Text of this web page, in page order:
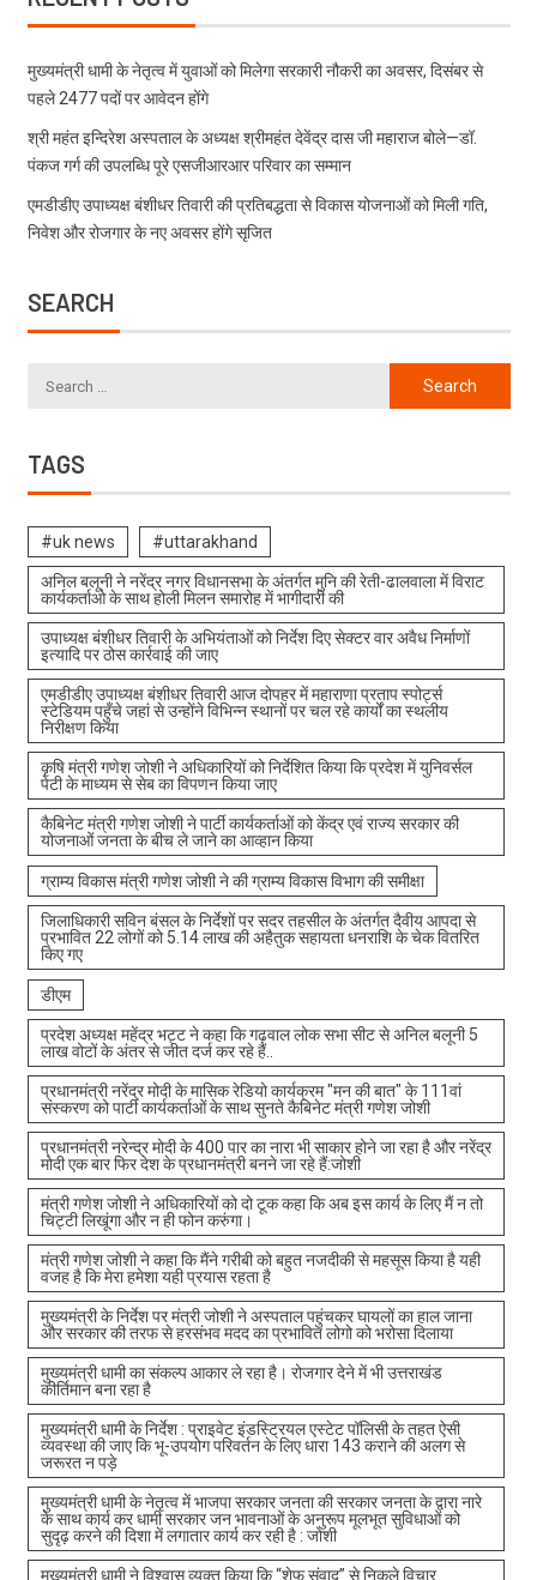
मुख्यमंत्री धामी के नेतृत्व में युवाओं को मिलेगा सरकारी नौकरी का अवसर, दिसंबर से
पहले 2477 पदों पर आवेदन होंगे
श्री महंत इन्दिरेश अस्पताल के अध्यक्ष श्रीमहंत देवेंद्र दास जी महाराज बोले—डॉ.
पंकज गर्ग की उपलब्धि पूरे एसजीआरआर परिवार का सम्मान
एमडीडीए उपाध्यक्ष बंशीधर तिवारी की प्रतिबद्धता से विकास योजनाओं को मिली गति,
निवेश और रोजगार के नए अवसर होंगे सृजित
SEARCH
TAGS
#uk news #uttarakhand
अनिल बलूनी ने नरेंद्र नगर विधानसभा के अंतर्गत मुनि की रेती-ढालवाला में विराट
कार्यकर्ताओ के साथ होली मिलन समारोह में भागीदारी की
उपाध्यक्ष बंशीधर तिवारी के अभियंताओं को निर्देश दिए सेक्टर वार अवैध निर्माणों
इत्यादि पर ठोस कार्रवाई की जाए
एमडीडीए उपाध्यक्ष बंशीधर तिवारी आज दोपहर में महाराणा प्रताप स्पोर्ट्स
स्टेडियम पहुँचे जहां से उन्होंने विभिन्न स्थानों पर चल रहे कार्यों का स्थलीय
निरीक्षण किया
कृषि मंत्री गणेश जोशी ने अधिकारियों को निर्देशित किया कि प्रदेश में युनिवर्सल
पेटी के माध्यम से सेब का विपणन किया जाए
कैबिनेट मंत्री गणेश जोशी ने पार्टी कार्यकर्ताओं को केंद्र एवं राज्य सरकार की
योजनाओं जनता के बीच ले जाने का आव्हान किया
ग्राम्य विकास मंत्री गणेश जोशी ने की ग्राम्य विकास विभाग की समीक्षा
जिलाधिकारी सविन बंसल के निर्देशों पर सदर तहसील के अंतर्गत दैवीय आपदा से
प्रभावित 22 लोगों को 5.14 लाख की अहैतुक सहायता धनराशि के चेक वितरित
किए गए
डीएम
प्रदेश अध्यक्ष महेंद्र भट्ट ने कहा कि गढ़वाल लोक सभा सीट से अनिल बलूनी 5
लाख वोटों के अंतर से जीत दर्ज कर रहे हैं..
प्रधानमंत्री नरेंद्र मोदी के मासिक रेडियो कार्यक्रम "मन की बात" के 111वां
संस्करण को पार्टी कार्यकर्ताओं के साथ सुनते कैबिनेट मंत्री गणेश जोशी
प्रधानमंत्री नरेन्द्र मोदी के 400 पार का नारा भी साकार होने जा रहा है और नरेंद्र
मोदी एक बार फिर देश के प्रधानमंत्री बनने जा रहे हैं:जोशी
मंत्री गणेश जोशी ने अधिकारियों को दो टूक कहा कि अब इस कार्य के लिए मैं न तो
चिट्टी लिखूंगा और न ही फोन करुंगा।
मंत्री गणेश जोशी ने कहा कि मैंने गरीबी को बहुत नजदीकी से महसूस किया है यही
वजह है कि मेरा हमेशा यही प्रयास रहता है
मुख्यमंत्री के निर्देश पर मंत्री जोशी ने अस्पताल पहुंचकर घायलों का हाल जाना
और सरकार की तरफ से हरसंभव मदद का प्रभावित लोगो को भरोसा दिलाया
मुख्यमंत्री धामी का संकल्प आकार ले रहा है। रोजगार देने में भी उत्तराखंड
कीर्तिमान बना रहा है
मुख्यमंत्री धामी के निर्देश : प्राइवेट इंडस्ट्रियल एस्टेट पॉलिसी के तहत ऐसी
व्यवस्था की जाए कि भू-उपयोग परिवर्तन के लिए धारा 143 कराने की अलग से
जरूरत न पड़े
मुख्यमंत्री धामी के नेतृत्व में भाजपा सरकार जनता की सरकार जनता के द्वारा नारे
के साथ कार्य कर धामी सरकार जन भावनाओं के अनुरूप मूलभूत सुविधाओं को
सुदृढ़ करने की दिशा में लगातार कार्य कर रही है : जोशी
मुख्यमंत्री धामी ने विश्वास व्यक्त किया कि “शेफ संवाद” से निकले विचार